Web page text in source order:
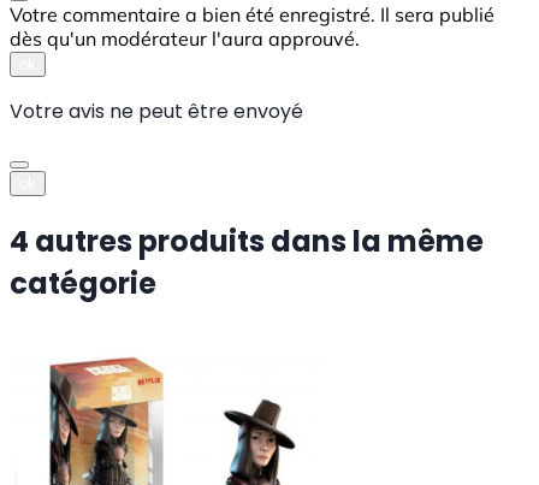
Votre commentaire a bien été enregistré. Il sera publié
dès qu'un modérateur l'aura approuvé.
Votre avis ne peut être envoyé
4 autres produits dans la même
catégorie